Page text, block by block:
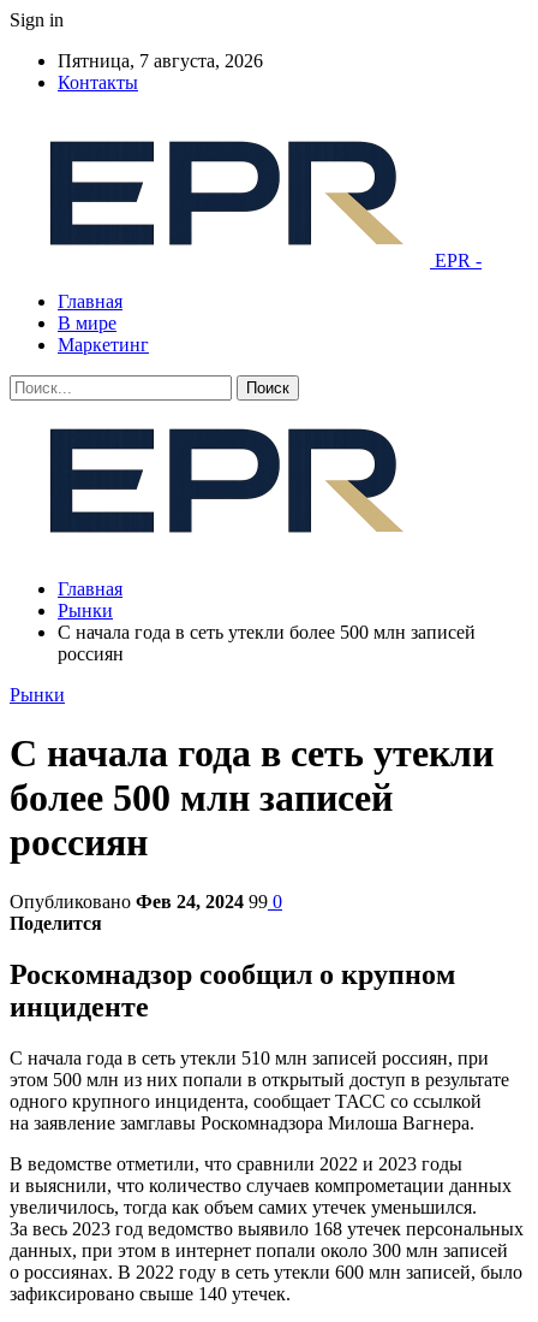
Sign in
Пятница, 7 августа, 2026
Контакты
EPR -
Главная
В мире
Маркетинг
Главная
Рынки
С начала года в сеть утекли более 500 млн записей
россиян
Рынки
С начала года в сеть утекли
более 500 млн записей
россиян
Опубликовано Фев 24, 2024 99 0
Поделится
Роскомнадзор сообщил о крупном
инциденте
С начала года в сеть утекли 510 млн записей россиян, при
этом 500 млн из них попали в открытый доступ в результате
одного крупного инцидента, сообщает ТАСС со ссылкой
на заявление замглавы Роскомнадзора Милоша Вагнера.
В ведомстве отметили, что сравнили 2022 и 2023 годы
и выяснили, что количество случаев компрометации данных
увеличилось, тогда как объем самих утечек уменьшился.
За весь 2023 год ведомство выявило 168 утечек персональных
данных, при этом в интернет попали около 300 млн записей
о россиянах. В 2022 году в сеть утекли 600 млн записей, было
зафиксировано свыше 140 утечек.